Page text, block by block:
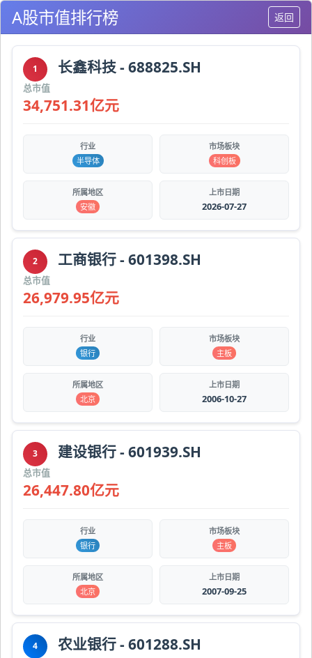
A股市值排行榜 返回
1 长鑫科技 - 688825.SH
总市值
34,751.31亿元
行业
半导体
市场板块
科创板
所属地区
安徽
上市日期
2026-07-27
2 工商银行 - 601398.SH
总市值
26,979.95亿元
行业
银行
市场板块
主板
所属地区
北京
上市日期
2006-10-27
3 建设银行 - 601939.SH
总市值
26,447.80亿元
行业
银行
市场板块
主板
所属地区
北京
上市日期
2007-09-25
4 农业银行 - 601288.SH